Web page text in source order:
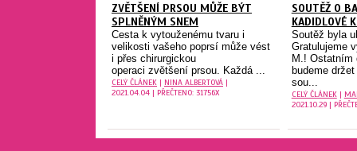
ZVĚTŠENÍ PRSOU MŮŽE BÝT
SPLNĚNÝM SNEM
Cesta k vytouženému tvaru i
velikosti vašeho poprsí může vést
i přes chirurgickou
operaci zvětšení prsou. Každá ...
CELÝ ČLÁNEK | NINA ALBERTOVÁ |
2021.04.04 | PŘEČTENO: 31756X
SOUTĚŽ O
KADIDLOVÉ
Soutěž byla
Gratulujeme
M.! Ostatním
budeme
sou...
CELÝ ČLÁNEK|
2021.10.29 |